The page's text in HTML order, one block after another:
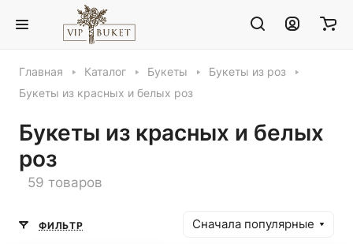
Главная Каталог Букеты
Букеты из роз
Букеты из красных и белых роз
Букеты из красных и белых
роз
59 товаров
ФИЛЬТР Сначала популярные